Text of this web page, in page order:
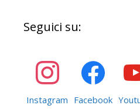
Seguici su:
Instagram Facebook